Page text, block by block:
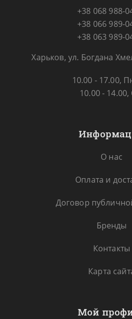
+38 068 988-
+38 066 989-
+38 063 989-
Харьков, ул. Богдана
10.00 - 17.00,
10.00 - 14.00,
О нас
Оплата и
Договор
Бренды
Контакты
Карта
Мой